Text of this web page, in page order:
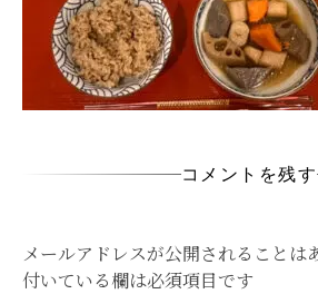
コメントを残す
メールアドレスが公開されることは
付いている欄は必須項目です